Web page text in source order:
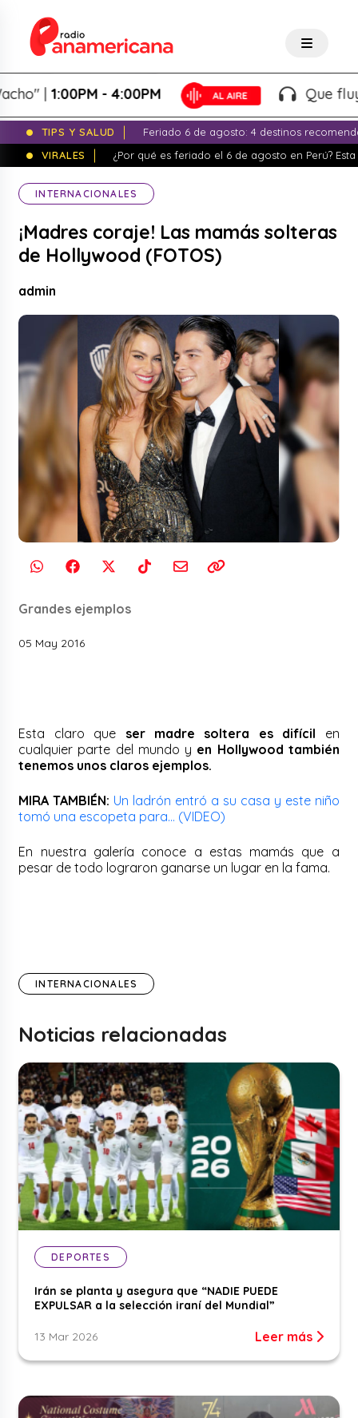
|1:00PM - 4:00PM Que fluya
TIPS Y SALUD
Feriado 6 de agosto: 4 destinos
VIRALES
¿Por qué es feriado el 6 de agosto en Perú?
INTERNACIONALES
¡Madres coraje! Las mamás solteras
de Hollywood (FOTOS)
admin
Grandes ejemplos
05 May 2016
Esta claro que ser madre soltera es difícil en
cualquier parte del mundo y en Hollywood también
tenemos unos claros ejemplos.
MIRA TAMBIÉN: Un ladrón entró a su casa y este niño
tomó una escopeta para… (VIDEO)
En nuestra galería conoce a estas mamás que a
pesar de todo lograron ganarse un lugar en la fama.
INTERNACIONALES
Noticias relacionadas
DEPORTES
Irán se planta y asegura que “NADIE PUEDE
EXPULSAR a la selección iraní del Mundial”
13 Mar 2026 Leer más